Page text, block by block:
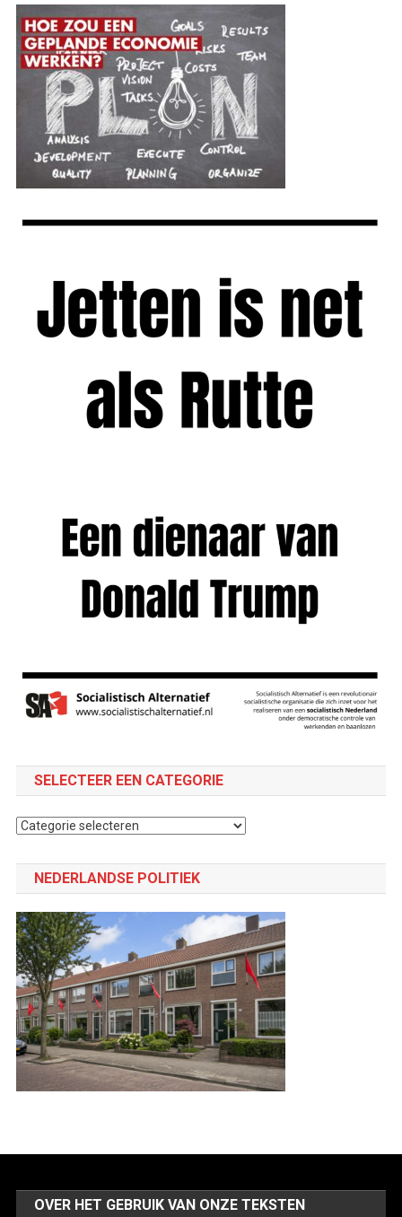
SELECTEER EEN CATEGORIE
Selecteer
categorie
NEDERLANDSE POLITIEK
OVER HET GEBRUIK VAN ONZE TEKSTEN